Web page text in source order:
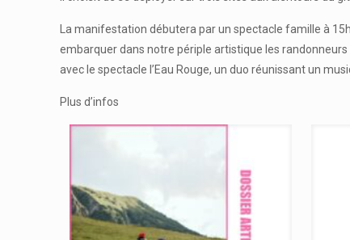
La manifestation débutera par un spectacle famille à
embarquer dans notre périple artistique les
avec le spectacle l’Eau Rouge, un duo réunissant un
Plus d’infos